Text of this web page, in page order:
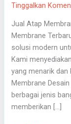
Tinggalkan
Jual Atap
Membrane
solusi modern
Kami
yang menarik dan
Membrane
berbagai jenis
memberikan […]